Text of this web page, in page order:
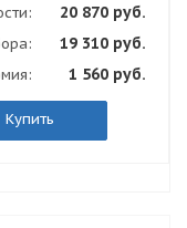
20 870 руб.
19 310 руб.
1 560 руб.
Купить